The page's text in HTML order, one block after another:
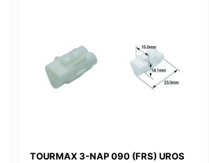
TOURMAX 3-NAP 090 (FRS) UROS